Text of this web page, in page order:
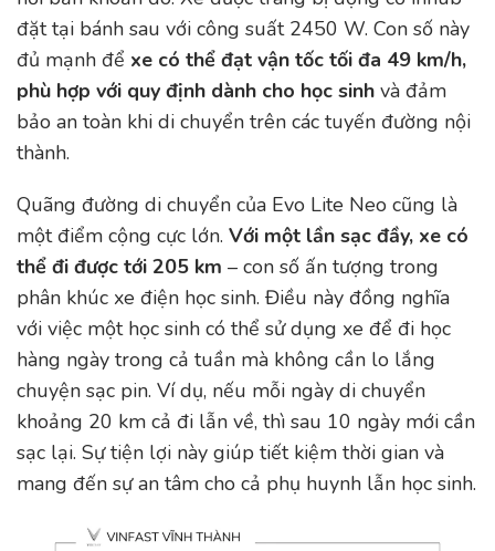
đặt tại bánh sau với công suất 2450 W. Con số này
đủ mạnh để xe có thể đạt vận tốc tối đa 49 km/h,
phù hợp với quy định dành cho học sinh và đảm
bảo an toàn khi di chuyển trên các tuyến đường nội
thành.
Quãng đường di chuyển của Evo Lite Neo cũng là
một điểm cộng cực lớn. Với một lần sạc đầy, xe có
thể đi được tới 205 km – con số ấn tượng trong
phân khúc xe điện học sinh. Điều này đồng nghĩa
với việc một học sinh có thể sử dụng xe để đi học
hàng ngày trong cả tuần mà không cần lo lắng
chuyện sạc pin. Ví dụ, nếu mỗi ngày di chuyển
khoảng 20 km cả đi lẫn về, thì sau 10 ngày mới cần
sạc lại. Sự tiện lợi này giúp tiết kiệm thời gian và
mang đến sự an tâm cho cả phụ huynh lẫn học sinh.